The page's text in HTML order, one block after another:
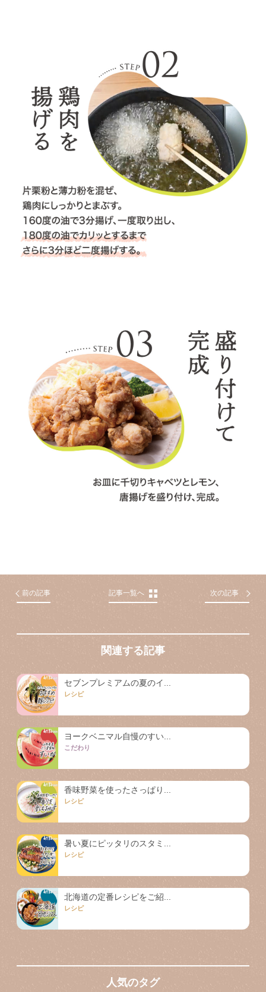
前の記事 記事一覧へ 次の記事
関連する記事
セブンプレミアムの夏のイ...
レシピ
ヨークベニマル自慢のすい...
こだわり
香味野菜を使ったさっぱり...
レシピ
暑い夏にピッタリのスタミ...
レシピ
北海道の定番レシピをご紹...
レシピ
人気のタグ